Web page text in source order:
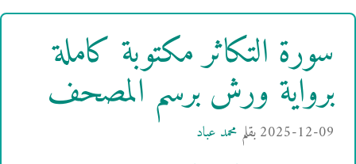
سورة التكاثر مكتوبة كاملة
برواية ورش برسم المصحف
2025-12-09بقلم محمد عباد